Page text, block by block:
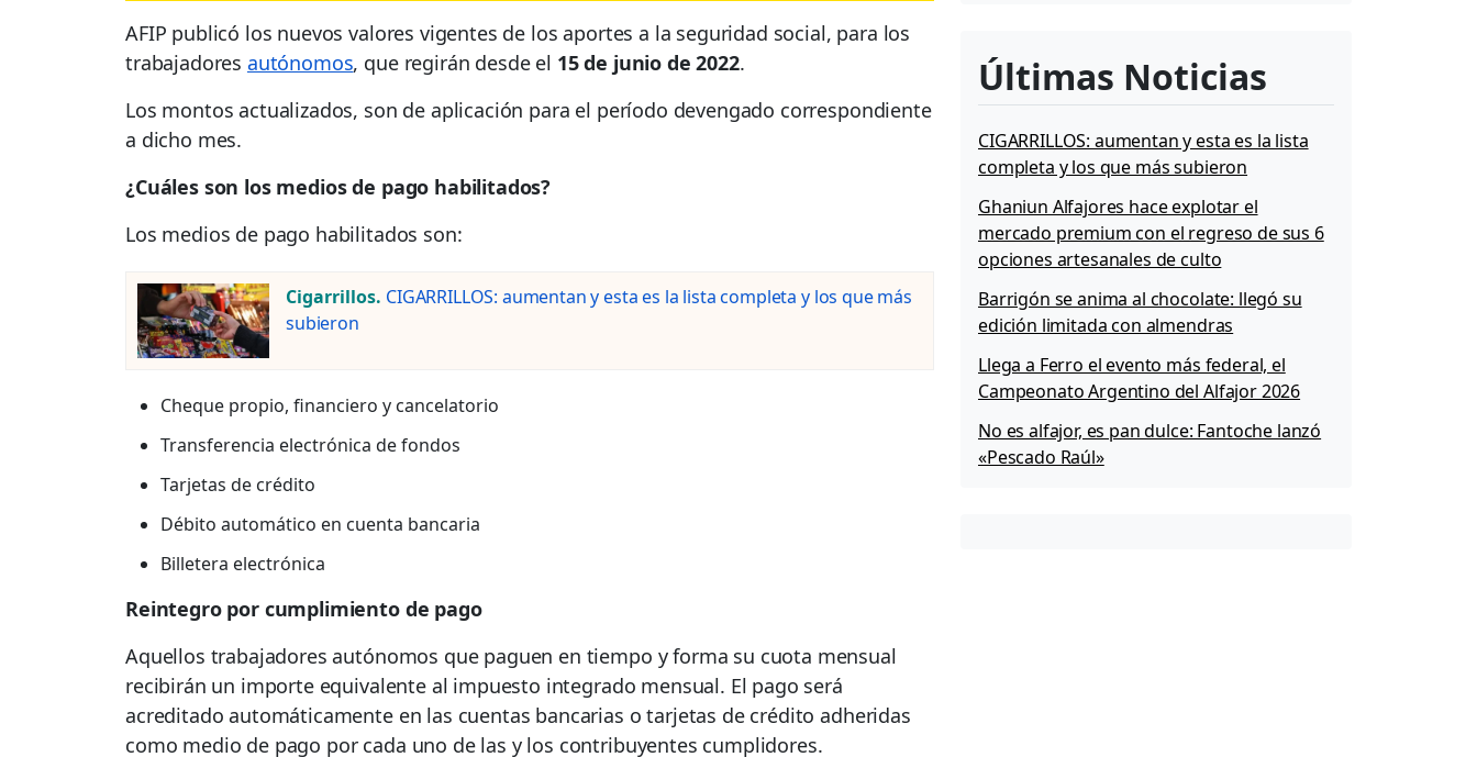
AFIP publicó los nuevos valores vigentes de los aportes a la seguridad social, para los
trabajadores autónomos, que regirán desde el 15 de junio de 2022.
Los montos actualizados, son de aplicación para el período devengado correspondiente
a dicho mes.
¿Cuáles son los medios de pago habilitados?
Los medios de pago habilitados son:
Cigarrillos. CIGARRILLOS: aumentan y esta es la lista completa y los que más
subieron
Cheque propio, financiero y cancelatorio
Transferencia electrónica de fondos
Tarjetas de crédito
Débito automático en cuenta bancaria
Billetera electrónica
Reintegro por cumplimiento de pago
Aquellos trabajadores autónomos que paguen en tiempo y forma su cuota mensual
recibirán un importe equivalente al impuesto integrado mensual. El pago será
acreditado automáticamente en las cuentas bancarias o tarjetas de crédito adheridas
como medio de pago por cada uno de las y los contribuyentes cumplidores.
Últimas Noticias
CIGARRILLOS: aumentan y esta es la lista
completa y los que más subieron
Ghaniun Alfajores hace explotar el
mercado premium con el regreso de sus 6
opciones artesanales de culto
Barrigón se anima al chocolate: llegó su
edición limitada con almendras
Llega a Ferro el evento más federal, el
Campeonato Argentino del Alfajor 2026
No es alfajor, es pan dulce: Fantoche lanzó
«Pescado Raúl»